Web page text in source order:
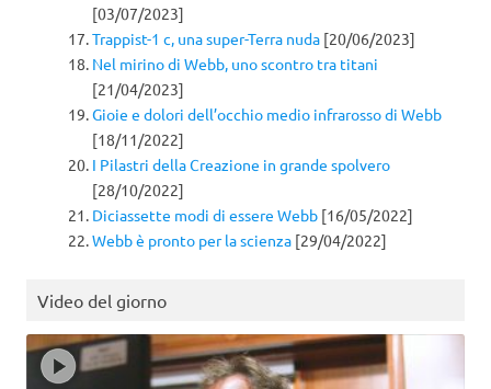
[03/07/2023]
Trappist-1 c, una super-Terra nuda [20/06/2023]
Nel mirino di Webb, uno scontro tra titani
[21/04/2023]
Gioie e dolori dell’occhio medio infrarosso di Webb
[18/11/2022]
I Pilastri della Creazione in grande spolvero
[28/10/2022]
Diciassette modi di essere Webb [16/05/2022]
Webb è pronto per la scienza [29/04/2022]
Video del giorno